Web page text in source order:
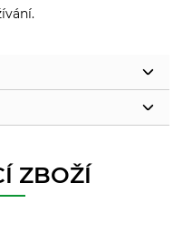
ZBOŽÍ